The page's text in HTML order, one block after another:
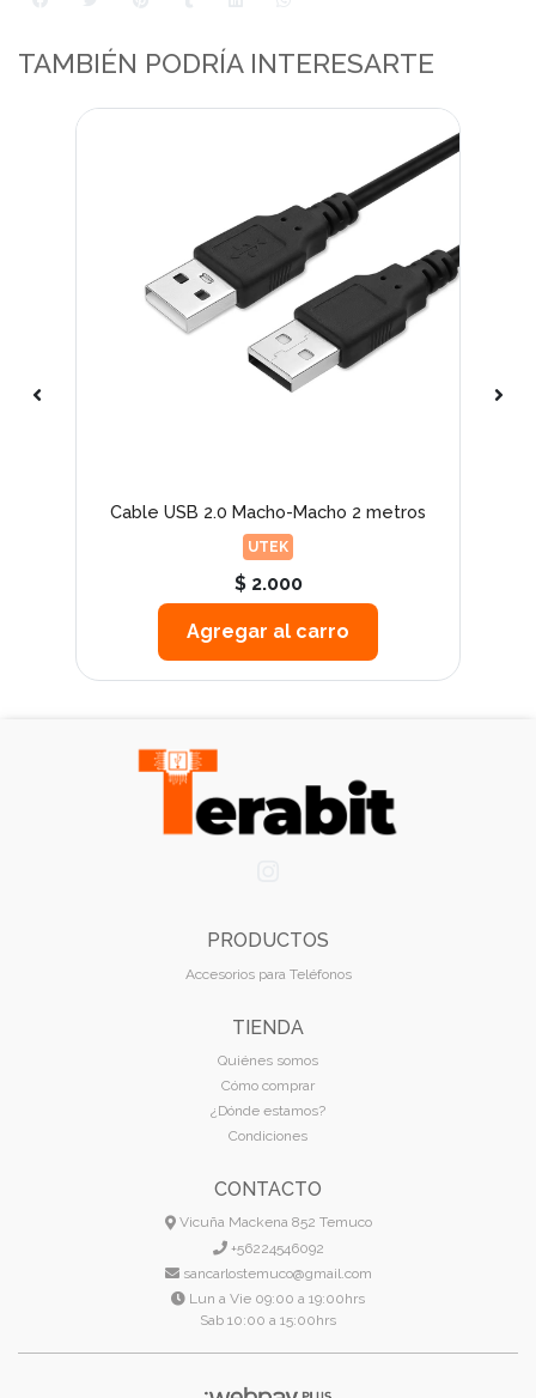
TAMBIÉN PODRÍA INTERESARTE
Cable USB 2.0 Macho-Macho 2 metros
UTEK
$ 2.000
Agregar al carro
PRODUCTOS
Accesorios para Teléfonos
TIENDA
Quiénes somos
Cómo comprar
¿Dónde estamos?
Condiciones
CONTACTO
Vicuña Mackena 852 Temuco
+56224546092
sancarlostemuco@gmail.com
Lun a Vie 09:00 a 19:00hrs
Sab 10:00 a 15:00hrs